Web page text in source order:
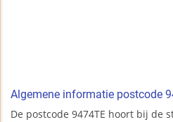
Algemene informatie postcode
De postcode 9474TE hoort bij de